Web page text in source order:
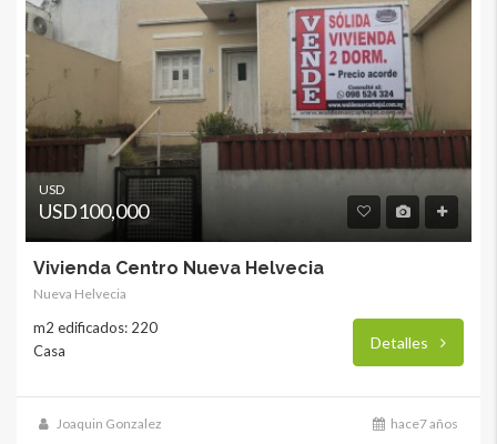
USD
USD100,000
Vivienda Centro Nueva Helvecia
Nueva Helvecia
m2 edificados: 220
Casa
Detalles
Joaquin Gonzalez hace7 años